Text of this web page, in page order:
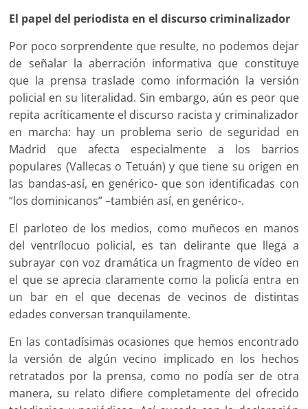
El papel del periodista en el discurso criminalizador
Por poco sorprendente que resulte, no podemos dejar
de señalar la aberración informativa que constituye
que la prensa traslade como información la versión
policial en su literalidad. Sin embargo, aún es peor que
repita acríticamente el discurso racista y criminalizador
en marcha: hay un problema serio de seguridad en
Madrid que afecta especialmente a los barrios
populares (Vallecas o Tetuán) y que tiene su origen en
las bandas-así, en genérico- que son identificadas con
“los dominicanos” –también así, en genérico-.
El parloteo de los medios, como muñecos en manos
del ventrílocuo policial, es tan delirante que llega a
subrayar con voz dramática un fragmento de vídeo en
el que se aprecia claramente como la policía entra en
un bar en el que decenas de vecinos de distintas
edades conversan tranquilamente.
En las contadísimas ocasiones que hemos encontrado
la versión de algún vecino implicado en los hechos
retratados por la prensa, como no podía ser de otra
manera, su relato difiere completamente del ofrecido